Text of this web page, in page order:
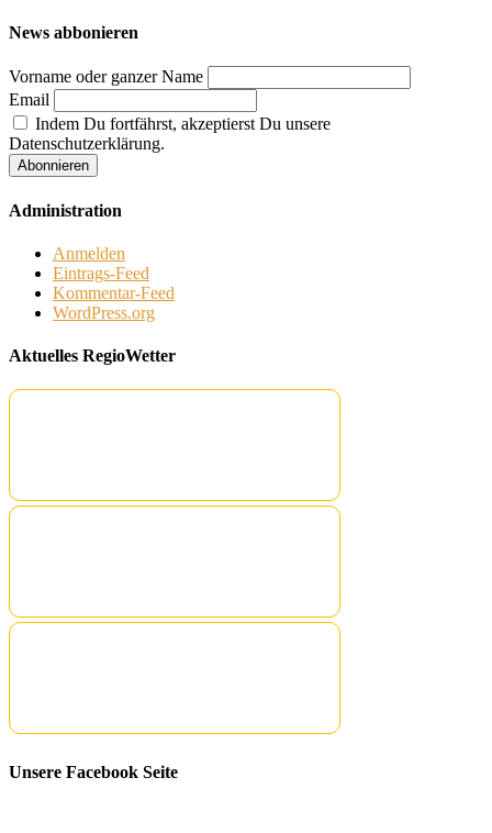
News abbonieren
Vorname oder ganzer Name
Email
Indem Du fortfährst, akzeptierst Du unsere
Datenschutzerklärung.
Administration
Anmelden
Eintrags-Feed
Kommentar-Feed
WordPress.org
Aktuelles RegioWetter
Unsere Facebook Seite